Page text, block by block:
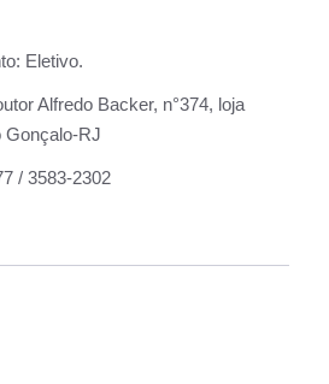
Eletivo.
Alfredo Backer, n°374, loja
Gonçalo-RJ
/ 3583-2302